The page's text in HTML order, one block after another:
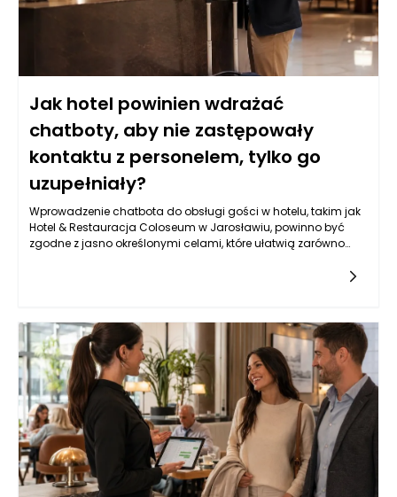
Jak hotel powinien wdrażać
chatboty, aby nie zastępowały
kontaktu z personelem, tylko go
uzupełniały?
Wprowadzenie chatbota do obsługi gości w hotelu, takim jak
Hotel & Restauracja Coloseum w Jarosławiu, powinno być
zgodne z jasno określonymi celami, które ułatwią zarówno
zwiększenie dostępności informacji oraz możliwości interakcji.
pokoi, menu czy atrakcji w okolicy. Warto, aby jego działanie
nie ograniczało się jedynie do udzielania odpowiedzi na
często zadawane pytania. Powinien także potrafić skierować
gości do odpowiednich osób w zespole, gdy konkretne
zapytania wymagają interwencji człowieka. Obiekt w
Jarosławiu, ze swoim eleganckim designem i szeroką ofertą,
ma szansę na zbudowanie silniejszych relacji z klientami
dzięki większej efektywności obsługi.